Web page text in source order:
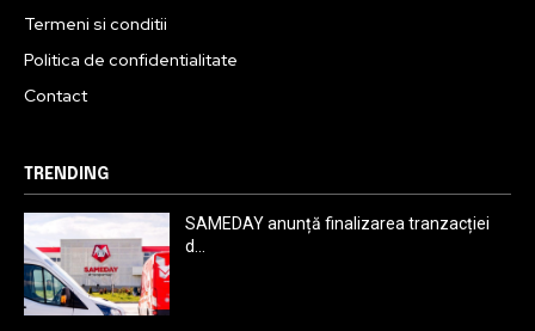
Termeni si conditii
Politica de confidentialitate
Contact
TRENDING
SAMEDAY anunță finalizarea tranzacției
d...